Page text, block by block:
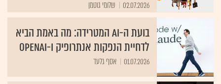
02.07.2026 שלומי גוטמן
בועת ה-AI המטרידה: מה באמת הביא
לדחיית הנפקות אנתרופיק ו-OpenAI
01.07.2026 אסף גלעד